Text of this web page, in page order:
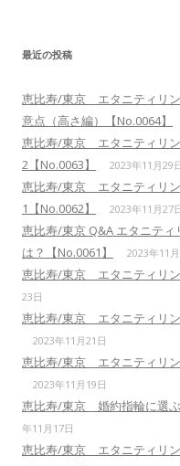
最近の投稿
恵比寿/東京 エタニティリ
意点（高さ編）【No.0064】
恵比寿/東京 エタニティリ
2【No.0063】
2023年11月29
恵比寿/東京 エタニティリ
1【No.0062】
2023年11月27
恵比寿/東京 Q&A エタニテ
は？【No.0061】
2023年11
恵比寿/東京 エタニティリン
23日
恵比寿/東京 エタニティリン
2023年11月21日
恵比寿/東京 エタニティリン
2023年11月19日
恵比寿/東京 婚約指輪に選ぶ
年11月17日
恵比寿/東京 エタニティリ